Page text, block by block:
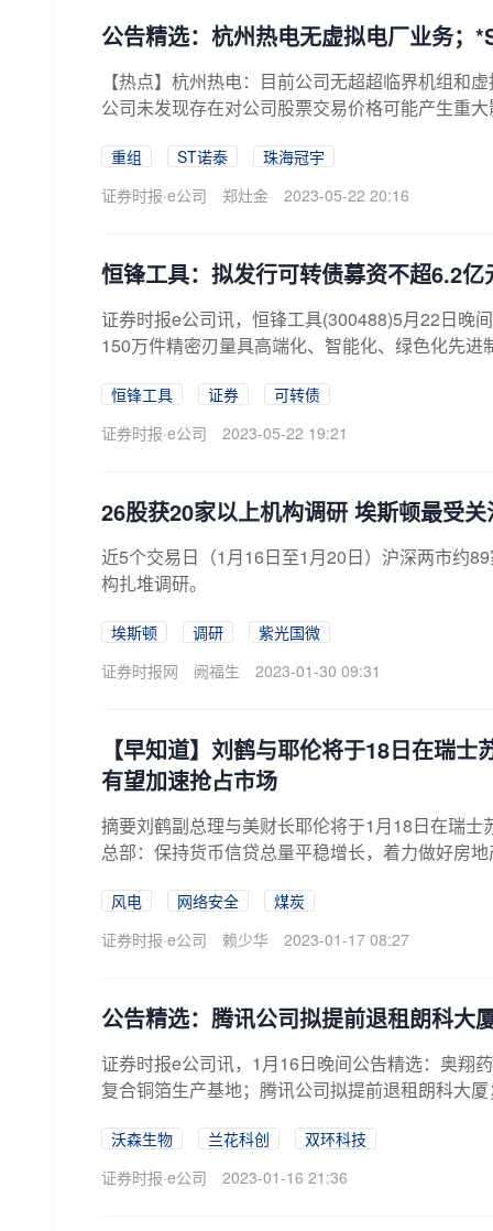
公告精选：杭州热电无虚拟电厂业务；
【热点】杭州热电：目前公司无超超临界机组和
公司未发现存在对公司股票交易价格可能产生重
重组 ST诺泰
珠海冠宇
证券时报·e公司
郑灶金 2023-05-22 20:16
恒锋工具：拟发行可转债募资不超6.2亿
证券时报e公司讯，恒锋工具(300488)5月22日晚
150万件精密刃量具高端化、智能化、绿色化先
恒锋工具 证券
可转债
证券时报·e公司
2023-05-22 19:21
26股获20家以上机构调研 埃斯顿最受关
近5个交易日（1月16日至1月20日）沪深两市约
构扎堆调研。
埃斯顿 调研
紫光国微
证券时报网
阙福生 2023-01-30 09:31
【早知道】刘鹤与耶伦将于18日在瑞
有望加速抢占市场
摘要刘鹤副总理与美财长耶伦将于1月18日在瑞
总部：保持货币信贷总量平稳增长，着力做好房
风电 网络安全
煤炭
证券时报·e公司
赖少华 2023-01-17 08:27
公告精选：腾讯公司拟提前退租朗科大
证券时报e公司讯，1月16日晚间公告精选：奥翔
复合铜箔生产基地；腾讯公司拟提前退租朗科大
沃森生物 兰花科创
双环科技
证券时报·e公司
2023-01-16 21:36